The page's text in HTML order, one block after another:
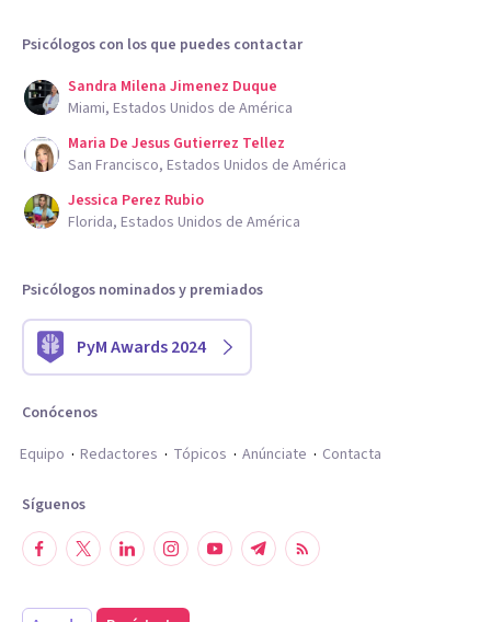
Psicólogos con los que puedes contactar
Sandra Milena Jimenez Duque
Miami, Estados Unidos de América
Maria De Jesus Gutierrez Tellez
San Francisco, Estados Unidos de América
Jessica Perez Rubio
Florida, Estados Unidos de América
Psicólogos nominados y premiados
PyM Awards 2024
Conócenos
Equipo
Redactores Tópicos Anúnciate Contacta
Síguenos